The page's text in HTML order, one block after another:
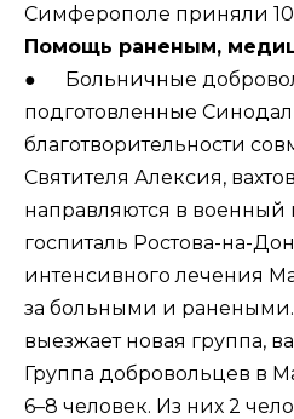
Симферополе приняли
Помощь раненым,
● Больничные
подготовленные
благотворительности
Святителя Алексия,
направляются в
госпиталь Ростова-на-
интенсивного лечения
за больными и
выезжает новая группа,
Группа добровольцев в
6–8 человек. Из них 2